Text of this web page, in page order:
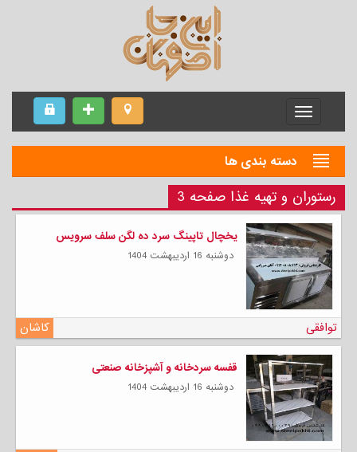
Menu
دسته بندی ها
رستوران و تهیه غذا صفحه 3
یخچال تاپینگ سرد ده لگن سلف سرویس
دوشنبه 16 ارديبهشت 1404
کاشان توافقی
قفسه سردخانه و آشپزخانه صنعتی
دوشنبه 16 ارديبهشت 1404